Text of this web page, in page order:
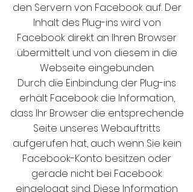
den Servern von Facebook auf. Der
Inhalt des Plug-ins wird von
Facebook direkt an Ihren Browser
übermittelt und von diesem in die
Webseite eingebunden.
Durch die Einbindung der Plug-ins
erhält Facebook die Information,
dass Ihr Browser die entsprechende
Seite unseres Webauftritts
aufgerufen hat, auch wenn Sie kein
Facebook-Konto besitzen oder
gerade nicht bei Facebook
eingeloggt sind. Diese Information